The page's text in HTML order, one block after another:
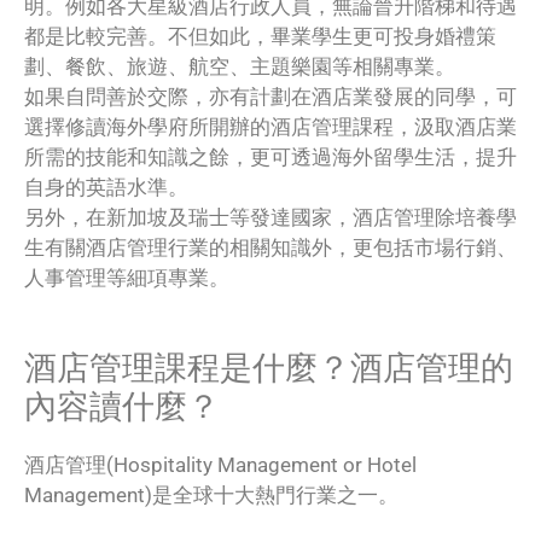
明。例如各大星級酒店行政人員，無論晉升階梯和待遇
都是比較完善。不但如此，畢業學生更可投身婚禮策
劃、餐飲、旅遊、航空、主題樂園等相關專業。
如果自問善於交際，亦有計劃在酒店業發展的同學，可
選擇修讀海外學府所開辦的酒店管理課程，汲取酒店業
所需的技能和知識之餘，更可透過海外留學生活，提升
自身的英語水準。
另外，在新加坡及瑞士等發達國家，酒店管理除培養學
生有關酒店管理行業的相關知識外，更包括市場行銷、
人事管理等細項專業。
酒店管理課程是什麼？酒店管理的
內容讀什麼？
酒店管理(Hospitality Management or Hotel
Management)是全球十大熱門行業之一。